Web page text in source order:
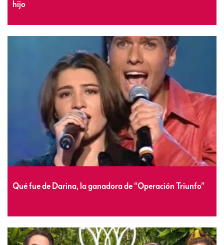
hijo
Qué fue de Darina, la ganadora de “Operación Triunfo”